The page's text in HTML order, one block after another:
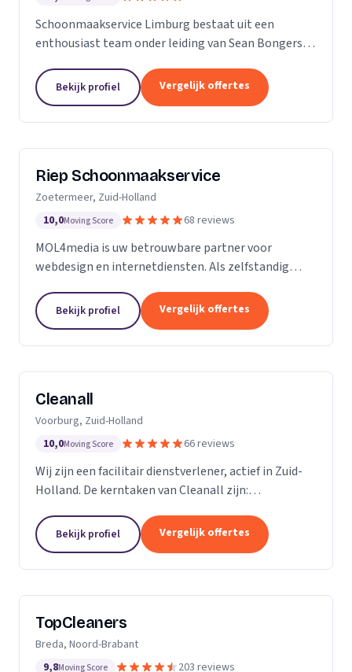
Schoonmaakservice Limburg bestaat uit een
enthousiast team onder leiding van Sean Bongers,
een aantal jaren in de schoonmaakbranche
werkzaam te...
Bekijk profiel Vergelijk offertes
Riep Schoonmaakservice
Zoetermeer, Zuid-Holland
10,0Moving Score 68 reviews
MOL4media is uw betrouwbare partner voor
webdesign en internetdiensten. Als zelfstandig
Content Management Systeem Joomla, zet ik, Ton
van der Helm,...
Bekijk profiel Vergelijk offertes
Cleanall
Voorburg, Zuid-Holland
10,0Moving Score 66 reviews
Wij zijn een facilitair dienstverlener, actief in Zuid-
Holland. De kerntaken van Cleanall zijn:
wij aanbieden in particulieren en zakelijke
omgevingen....
Bekijk profiel Vergelijk offertes
TopCleaners
Breda, Noord-Brabant
9,8Moving Score 203 reviews